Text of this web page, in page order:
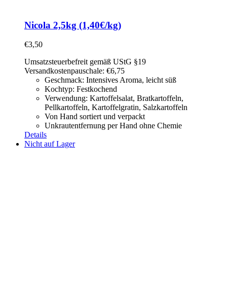
Nicola 2,5kg (1,40€/kg)
€3,50
Umsatzsteuerbefreit gemäß UStG §19
Versandkostenpauschale: €6,75
Geschmack: Intensives Aroma, leicht süß
Kochtyp: Festkochend
Verwendung: Kartoffelsalat, Bratkartoffeln,
Pellkartoffeln, Kartoffelgratin, Salzkartoffeln
Von Hand sortiert und verpackt
Unkrautentfernung per Hand ohne Chemie
Details
Nicht auf Lager